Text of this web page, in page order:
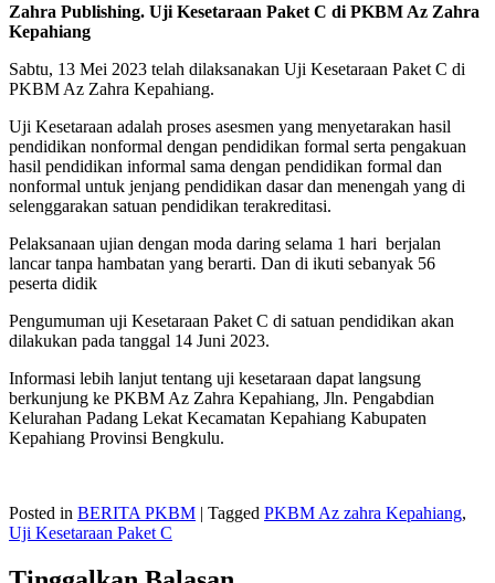
Zahra Publishing. Uji Kesetaraan Paket C di PKBM Az Zahra
Kepahiang
Sabtu, 13 Mei 2023 telah dilaksanakan Uji Kesetaraan Paket C di
PKBM Az Zahra Kepahiang.
Uji Kesetaraan adalah proses asesmen yang menyetarakan hasil
pendidikan nonformal dengan pendidikan formal serta pengakuan
hasil pendidikan informal sama dengan pendidikan formal dan
nonformal untuk jenjang pendidikan dasar dan menengah yang di
selenggarakan satuan pendidikan terakreditasi.
Pelaksanaan ujian dengan moda daring selama 1 hari berjalan
lancar tanpa hambatan yang berarti. Dan di ikuti sebanyak 56
peserta didik
Pengumuman uji Kesetaraan Paket C di satuan pendidikan akan
dilakukan pada tanggal 14 Juni 2023.
Informasi lebih lanjut tentang uji kesetaraan dapat langsung
berkunjung ke PKBM Az Zahra Kepahiang, Jln. Pengabdian
Kelurahan Padang Lekat Kecamatan Kepahiang Kabupaten
Kepahiang Provinsi Bengkulu.
Posted in BERITA PKBM | Tagged PKBM Az zahra Kepahiang,
Uji Kesetaraan Paket C